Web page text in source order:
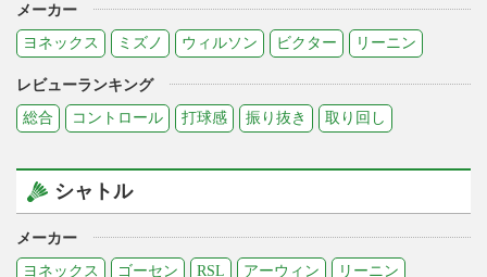
メーカー
ヨネックス
ミズノ ウィルソン ビクター リーニン
レビューランキング
総合
コントロール 打球感 振り抜き 取り回し
シャトル
メーカー
ヨネックス
ゴーセン RSL アーウィン リーニン